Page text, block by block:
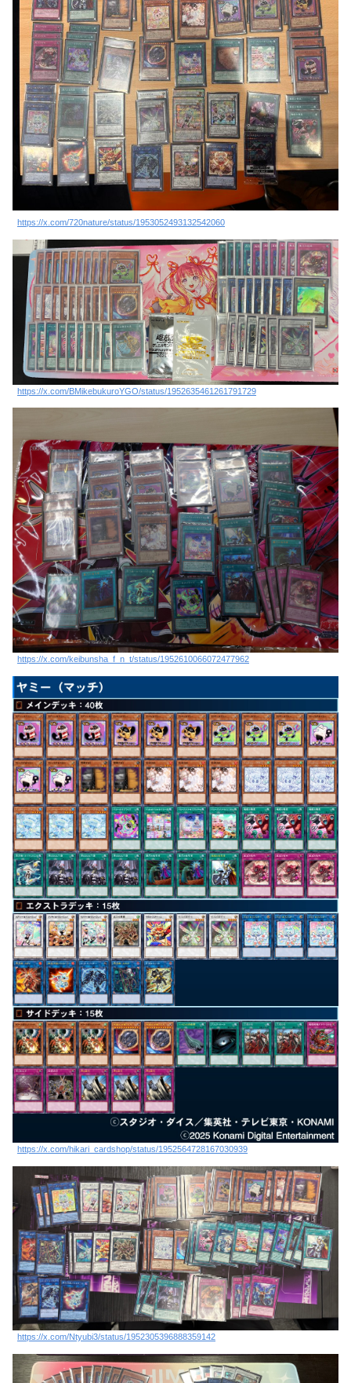
https://x.com/720nature/status/1953052493132542060
https://x.com/BMikebukuroYGO/status/1952635461261791729
https://x.com/keibunsha_f_n_t/status/1952610066072477962
https://x.com/hikari_cardshop/status/1952564728167030939
https://x.com/Ntyubi3/status/1952305396888359142